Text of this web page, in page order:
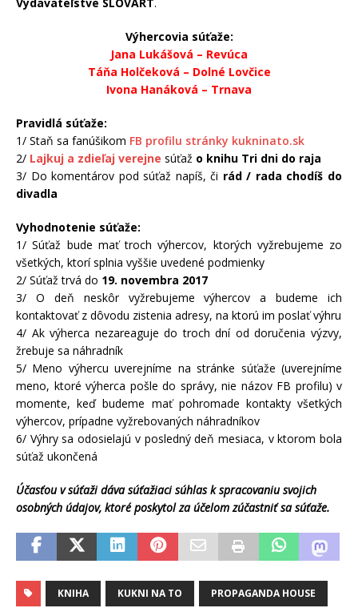
Výhercovia súťaže:
Jana Lukášová – Revúca
Táňa Holčeková – Dolné Lovčice
Ivona Hanáková – Trnava
Pravidlá súťaže:
1/ Staň sa fanúšikom FB profilu stránky kukninato.sk
2/ Lajkuj a zdieľaj verejne súťaž o knihu Tri dni do raja
3/ Do komentárov pod súťaž napíš, či rád / rada chodíš do
divadla
Vyhodnotenie súťaže:
1/ Súťaž bude mať troch výhercov, ktorých vyžrebujeme zo
všetkých, ktorí splnia vyššie uvedené podmienky
2/ Súťaž trvá do 19. novembra 2017
3/ O deň neskôr vyžrebujeme výhercov a budeme ich
kontaktovať z dôvodu zistenia adresy, na ktorú im poslať výhru
4/ Ak výherca nezareaguje do troch dní od doručenia výzvy,
žrebuje sa náhradník
5/ Meno výhercu uverejníme na stránke súťaže (uverejníme
meno, ktoré výherca pošle do správy, nie názov FB profilu) v
momente, keď budeme mať pohromade kontakty všetkých
výhercov, prípadne vyžrebovaných náhradníkov
6/ Výhry sa odosielajú v posledný deň mesiaca, v ktorom bola
súťaž ukončená
Účasťou v súťaži dáva súťažiaci súhlas k spracovaniu svojich
osobných údajov, ktoré poskytol za účelom zúčastniť sa súťaže.
KNIHA KUKNI NA TO PROPAGANDA HOUSE